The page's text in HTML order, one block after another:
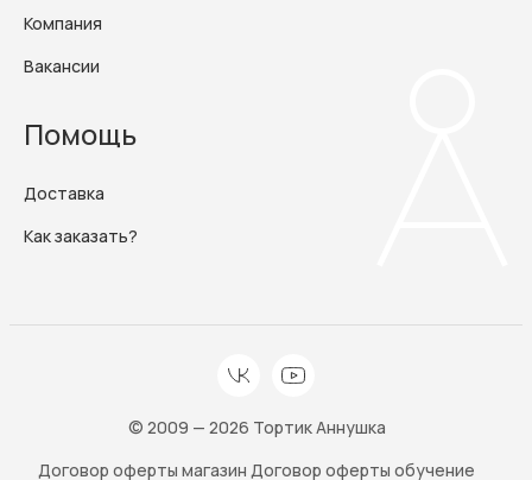
Компания
Вакансии
Помощь
Доставка
Как заказать?
© 2009 — 2026 Тортик Аннушка
Договор оферты магазин Договор оферты обучение